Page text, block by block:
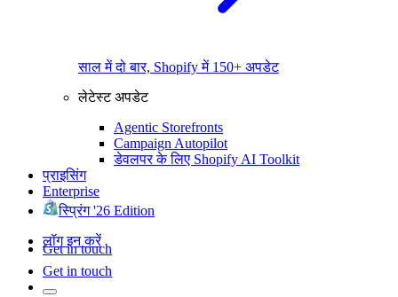
साल में दो बार, Shopify में 150+ अपडेट
लेटेस्ट अपडेट
Agentic Storefronts
Campaign Autopilot
डेवलपर के लिए Shopify AI Toolkit
प्राइसिंग
Enterprise
स्प्रिंग '26 Edition
लॉग इन करें
Get in touch
Get in touch